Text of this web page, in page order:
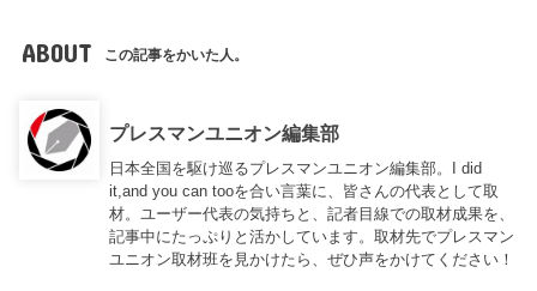
ABOUT この記事をかいた人。
プレスマンユニオン編集部
日本全国を駆け巡るプレスマンユニオン編集部。I did
it,and you can tooを合い言葉に、皆さんの代表として取
材。ユーザー代表の気持ちと、記者目線での取材成果を、
記事中にたっぷりと活かしています。取材先でプレスマン
ユニオン取材班を見かけたら、ぜひ声をかけてください！